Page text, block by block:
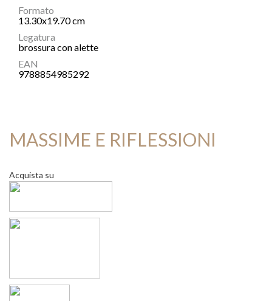
Formato
13.30x19.70 cm
Legatura
brossura con alette
EAN
9788854985292
MASSIME E RIFLESSIONI
Acquista su